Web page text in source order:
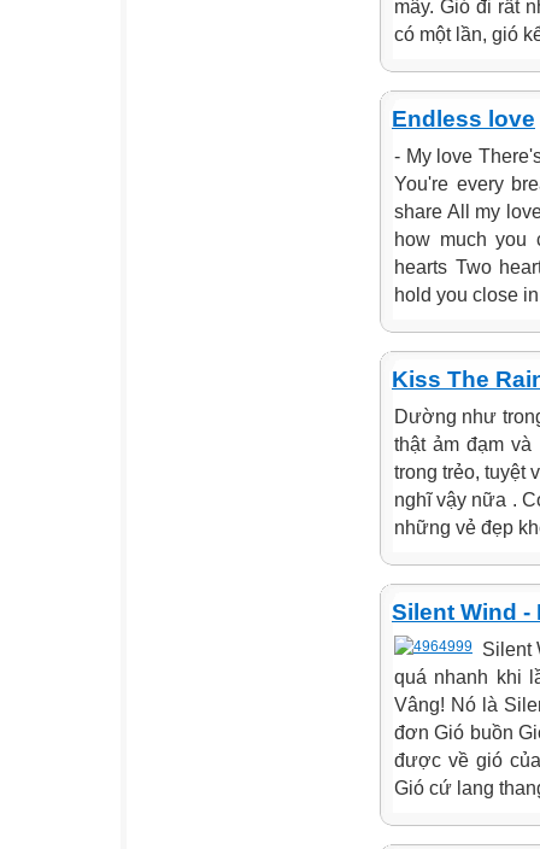
mây. Gió đi rất
có một lần, gió
Endless love
- My love
You're every
share All my
how much you
hearts Two
hold you close
Kiss The
Dường như
thật ảm đạm
trong trẻo, tuyệt
nghĩ vậy nữa .
những vẻ đẹp
Silent Wind -
Silent
quá nhanh khi
Vâng! Nó là
đơn Gió buồn
được về gió
Gió cứ lang